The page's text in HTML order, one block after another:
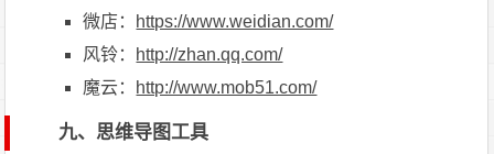
微店： https://www.weidian.com/
风铃： http://zhan.qq.com/
魔云： http://www.mob51.com/
九、思维导图工具